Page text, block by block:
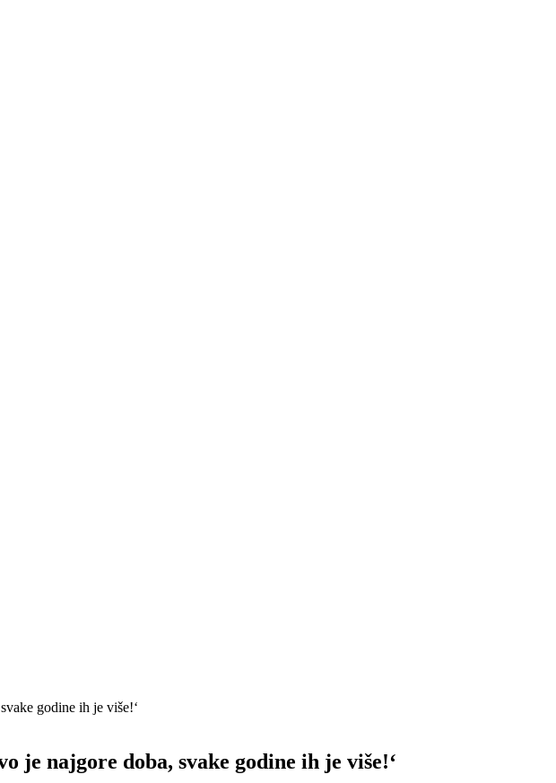
godine ih je više!‘
najgore doba, svake godine ih je više!‘